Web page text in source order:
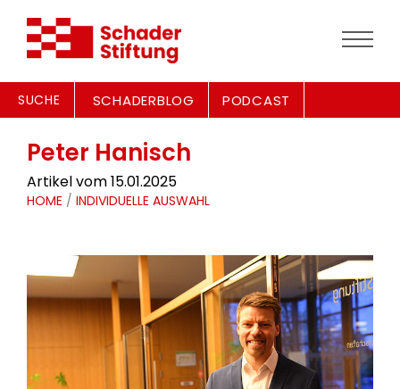
SUCHE SCHADERBLOG PODCAST
Peter Hanisch
Artikel vom 15.01.2025
HOME / INDIVIDUELLE AUSWAHL